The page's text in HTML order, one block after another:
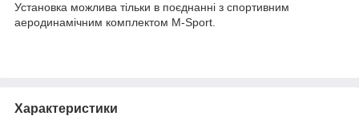
Установка можлива тільки в поєднанні з спортивним
аеродинамічним комплектом M-Sport.
Характеристики